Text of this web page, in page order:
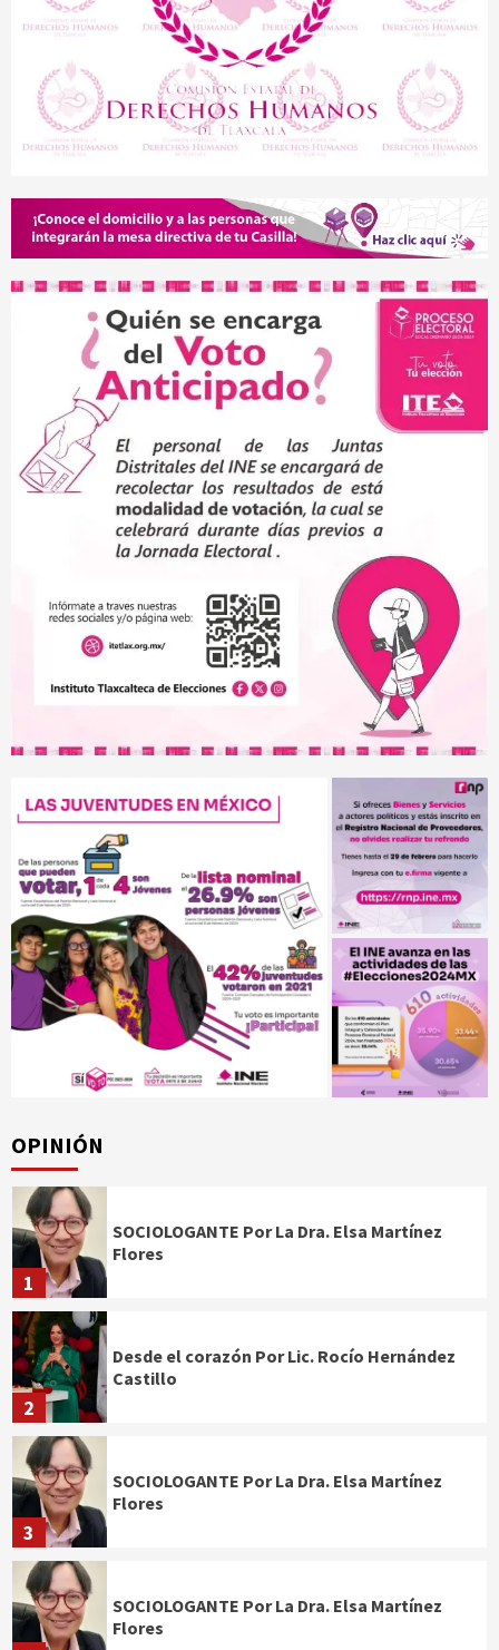
OPINIÓN
1
SOCIOLOGANTE Por La Dra. Elsa Martínez
Flores
2
Desde el corazón Por Lic. Rocío Hernández
Castillo
3
SOCIOLOGANTE Por La Dra. Elsa Martínez
Flores
SOCIOLOGANTE Por La Dra. Elsa Martínez
Flores